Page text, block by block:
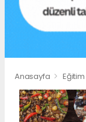
Anasayfa Eğitim